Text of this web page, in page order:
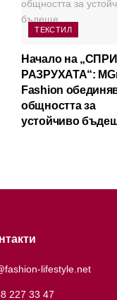
ТЕКСТИЛ
Начало на „СПРИ
РАЗРУХАТА“:
Fashion
общността за
устойчиво
lifestyle.net
227 33 47